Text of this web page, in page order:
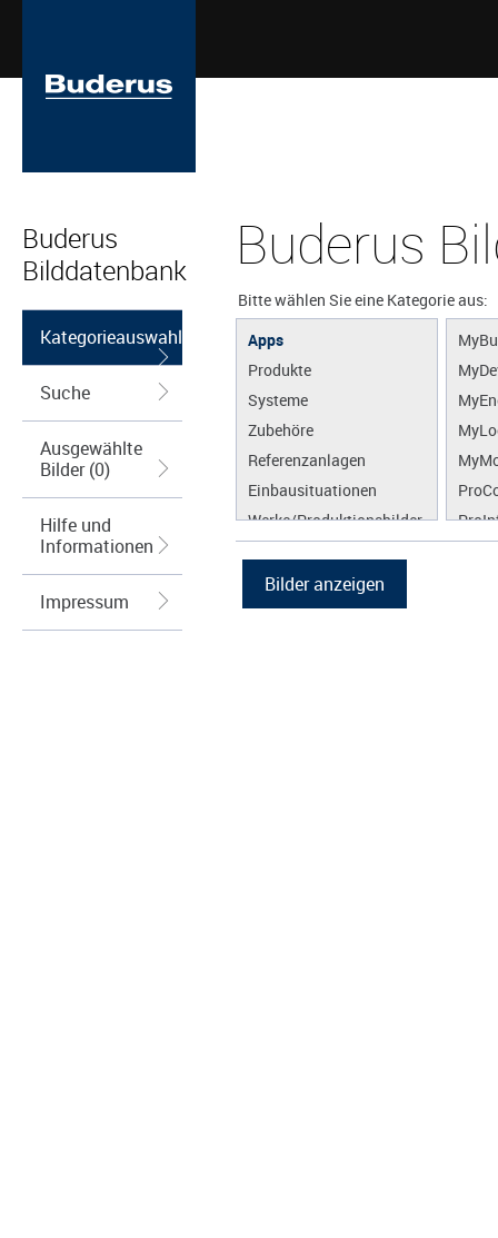
Buderus
Bilddatenbank
Kategorieauswahl
Suche
Ausgewählte
Bilder (0)
Hilfe und
Informationen
Impressum
Buderus
Bitte wählen Sie eine Kategorie aus:
Apps
Produkte
Systeme
Zubehöre
Referenzanlagen
Einbausituationen
Werke/Produktionsbilder
Grafiken